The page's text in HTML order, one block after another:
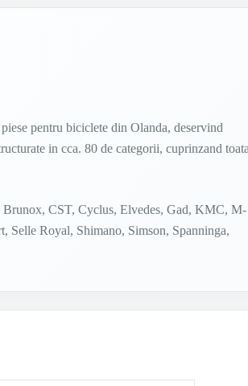
pentru biciclete din Olanda, deservind
in cca. 80 de categorii, cuprinzand
Brunox, CST, Cyclus, Elvedes, Gad, KMC, M-
Royal, Shimano, Simson, Spanninga,